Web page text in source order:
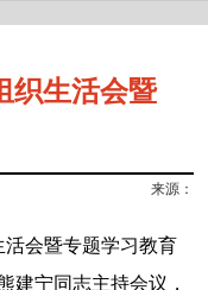
织生活会暨
来源：
活会暨专题学习教育
建宁同志主持会议，